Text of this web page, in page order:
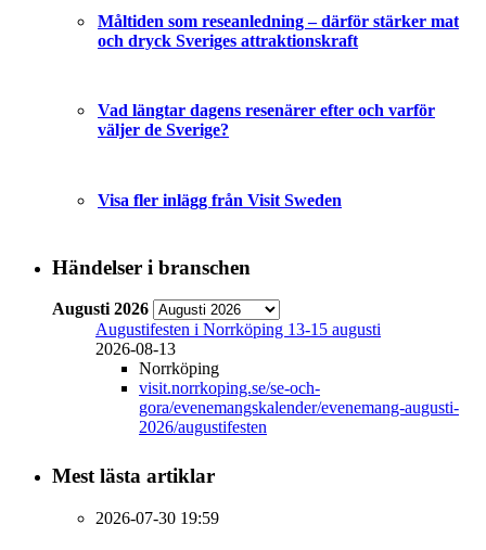
Måltiden som reseanledning – därför stärker mat
och dryck Sveriges attraktionskraft
Vad längtar dagens resenärer efter och varför
väljer de Sverige?
Visa fler inlägg från Visit Sweden
Händelser i branschen
Augusti 2026
Augustifesten i Norrköping 13-15 augusti
2026-08-13
Norrköping
visit.norrkoping.se/se-och-
gora/evenemangskalender/evenemang-augusti-
2026/augustifesten
Mest lästa artiklar
2026-07-30 19:59